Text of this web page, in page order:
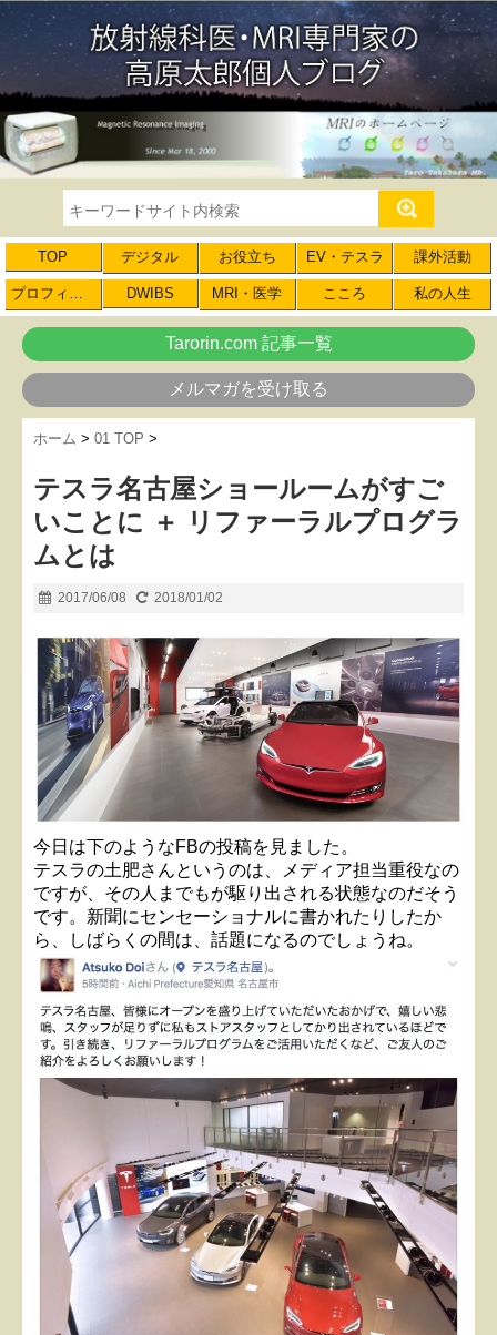
TOP デジタル お役立ち EV・テスラ 課外活動
プロフィール DWIBS MRI・医学 こころ 私の人生
Tarorin.com 記事一覧
メルマガを受け取る
ホーム > 01 TOP >
テスラ名古屋ショールームがすご
いことに ＋ リファーラルプログラ
ムとは
2017/06/08 2018/01/02
今日は下のようなFBの投稿を見ました。
テスラの土肥さんというのは、メディア担当重役なの
ですが、その人までもが駆り出される状態なのだそう
です。新聞にセンセーショナルに書かれたりしたか
ら、しばらくの間は、話題になるのでしょうね。